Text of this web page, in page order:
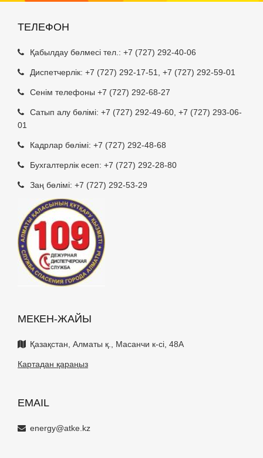
ТЕЛЕФОН
Қабылдау бөлмесі тел.: +7 (727) 292-40-06
Диспетчерлік: +7 (727) 292-17-51 +7 (727) 292-59-01
Сенім телефоны +7 (727) 292-68-27
Сатып алу бөлімі: +7 (727) 292-49-60 +7 (727) 293-06-
01
Кадрлар бөлімі: +7 (727) 292-48-68
Бухгалтерлік есеп: +7 (727) 292-28-80
Заң бөлімі: +7 (727) 292-53-29
МЕКЕН-ЖАЙЫ
Қазақстан, Алматы қ., Масанчи к-сі, 48А
Картадан қараңыз
EMAIL
energy@atke.kz